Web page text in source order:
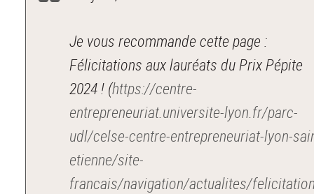
Je vous recommande cette page :
Félicitations aux lauréats du Prix Pépite
2024 ! (https://centre-
entrepreneuriat.universite-lyon.fr/parc-
udl/celse-centre-entrepreneuriat-lyon-
etienne/site-
francais/navigation/actualites/